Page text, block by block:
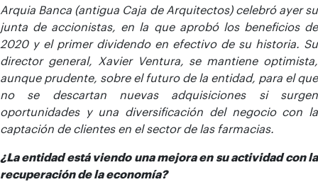
Arquia Banca (antigua Caja de Arquitectos) celebró ayer su
junta de accionistas, en la que aprobó los beneficios de
2020 y el primer dividendo en efectivo de su historia. Su
director general, Xavier Ventura, se mantiene optimista,
aunque prudente, sobre el futuro de la entidad, para el que
no se descartan nuevas adquisiciones si surgen
oportunidades y una diversificación del negocio con la
captación de clientes en el sector de las farmacias.
¿La entidad está viendo una mejora en su actividad con la
recuperación de la economía?